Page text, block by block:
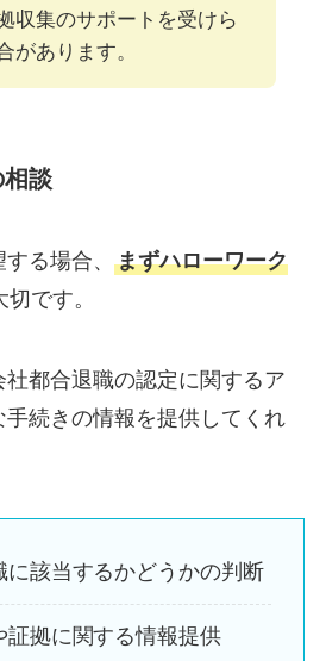
収集のサポートを受けら
があります。
談
る場合、
まずハローワーク
切です。
都合退職の認定に関するア
手続きの情報を提供してくれ
に該当するかどうかの判断
証拠に関する情報提供